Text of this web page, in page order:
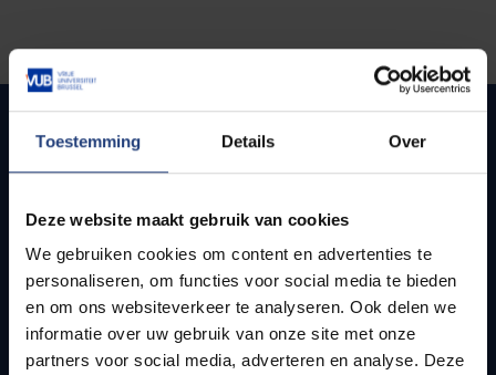
Toestemming Details Over
Deze website maakt gebruik van cookies
We gebruiken cookies om content en advertenties te
personaliseren, om functies voor social media te bieden
en om ons websiteverkeer te analyseren. Ook delen we
informatie over uw gebruik van onze site met onze
partners voor social media, adverteren en analyse. Deze
Quick links
Webmail
Jobs
Timetables
How to get to the VUB campuses
Research groups
Campus facilities